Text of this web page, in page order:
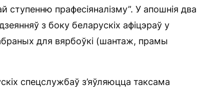
ступенню прафесіяналізму”. У апошнія два
з боку беларускіх афіцэраў у
для вярбоўкі (шантаж, прамы
спецслужбаў з’яўляюцца таксама